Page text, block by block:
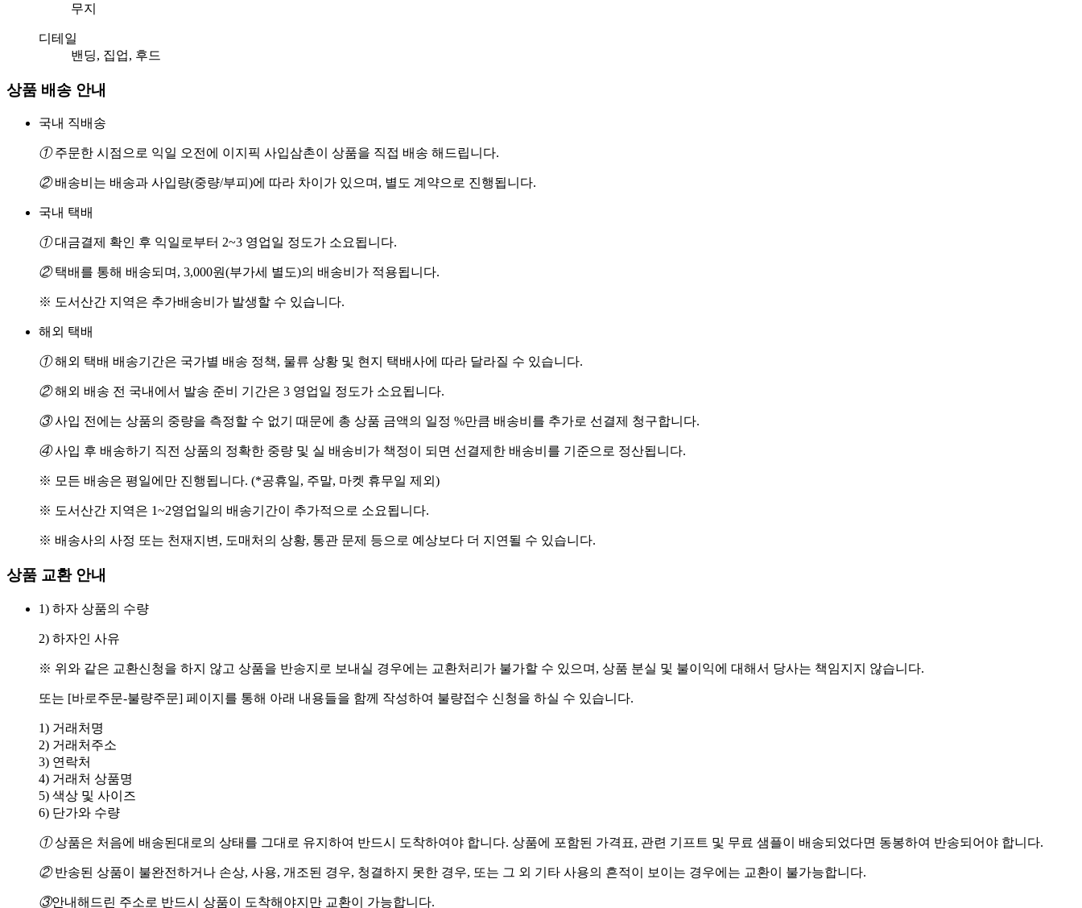
무지
디테일
밴딩, 집업, 후드
상품 배송 안내
국내 직배송
①주문한 시점으로 익일 오전에 이지픽 사입삼촌이 상품을 직접 배송 해드립니다.
②배송비는 배송과 사입량(중량/부피)에 따라 차이가 있으며, 별도 계약으로 진행됩니다.
국내 택배
①대금결제 확인 후 익일로부터 2~3 영업일 정도가 소요됩니다.
②택배를 통해 배송되며, 3,000원(부가세 별도)의 배송비가 적용됩니다.
※ 도서산간 지역은 추가배송비가 발생할 수 있습니다.
해외 택배
①해외 택배 배송기간은 국가별 배송 정책, 물류 상황 및 현지 택배사에 따라 달라질 수 있습니다.
②해외 배송 전 국내에서 발송 준비 기간은 3 영업일 정도가 소요됩니다.
③사입 전에는 상품의 중량을 측정할 수 없기 때문에 총 상품 금액의 일정 %만큼 배송비를 추가로 선결제 청구합니다.
④사입 후 배송하기 직전 상품의 정확한 중량 및 실 배송비가 책정이 되면 선결제한 배송비를 기준으로 정산됩니다.
※ 모든 배송은 평일에만 진행됩니다. (*공휴일, 주말, 마켓 휴무일 제외)
※ 도서산간 지역은 1~2영업일의 배송기간이 추가적으로 소요됩니다.
※ 배송사의 사정 또는 천재지변, 도매처의 상황, 통관 문제 등으로 예상보다 더 지연될 수 있습니다.
상품 교환 안내
1) 하자 상품의 수량
2) 하자인 사유
※ 위와 같은 교환신청을 하지 않고 상품을 반송지로 보내실 경우에는 교환처리가 불가할 수 있으며, 상품 분실 및 불이익에 대해서 당사는 책임지지 않습니다.
또는 [바로주문-불량주문] 페이지를 통해 아래 내용들을 함께 작성하여 불량접수 신청을 하실 수 있습니다.
1) 거래처명
2) 거래처주소
3) 연락처
4) 거래처 상품명
5) 색상 및 사이즈
6) 단가와 수량
①상품은 처음에 배송된대로의 상태를 그대로 유지하여 반드시 도착하여야 합니다. 상품에 포함된 가격표, 관련 기프트 및 무료 샘플이 배송되었다면 동봉하여 반송되어야 합니다.
②반송된 상품이 불완전하거나 손상, 사용, 개조된 경우, 청결하지 못한 경우, 또는 그 외 기타 사용의 흔적이 보이는 경우에는 교환이 불가능합니다.
③안내해드린 주소로 반드시 상품이 도착해야지만 교환이 가능합니다.